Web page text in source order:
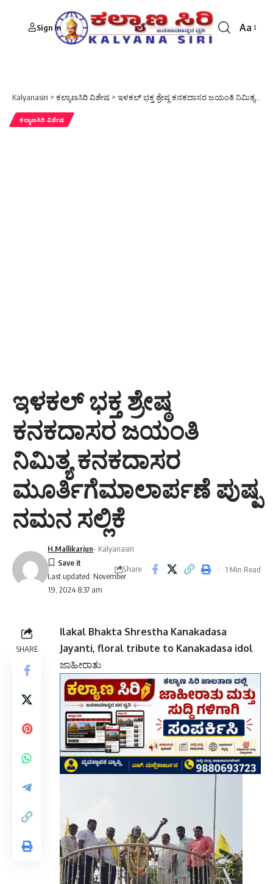
Sign In
Font
Aa
Kalyanasiri > ಕಲ್ಯಾಣಸಿರಿ ವಿಶೇಷ > ಇಳಕಲ್ ಭಕ್ತ ಶ್ರೇಷ್ಠ ಕನಕದಾಸರ ಜಯಂತಿ ನಿಮಿತ್ಯ ಕನಕದಾಸರ ಮೂರ್ತಿಗೆಮಾಲಾರ್ಪಣೆ ಪುಷ್ಪ ನಮನ ಸಲ್ಲಿಕೆ
ಕಲ್ಯಾಣಸಿರಿ ವಿಶೇಷ
ಇಳಕಲ್ ಭಕ್ತ ಶ್ರೇಷ್ಠ
ಕನಕದಾಸರ ಜಯಂತಿ
ನಿಮಿತ್ಯ ಕನಕದಾಸರ
ಮೂರ್ತಿಗೆಮಾಲಾರ್ಪಣೆ ಪುಷ್ಪ
ನಮನ ಸಲ್ಲಿಕೆ
Last updated: November
19, 2024 8:37 am
H.Mallikarjun- Kalyanasiri
Share 1 Min Read
SHARE
Ilakal Bhakta Shrestha Kanakadasa
Jayanti, floral tribute to Kanakadasa idol
ಜಾಹೀರಾತು